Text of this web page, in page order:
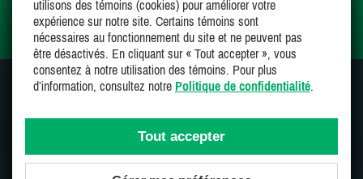
Mes favoris
SUIVEZ-NOUS SUR
utilisons des témoins (cookies) pour améliorer votre
expérience sur notre site. Certains témoins sont
nécessaires au fonctionnement du site et ne peuvent pas
être désactivés. En cliquant sur « Tout accepter », vous
consentez à notre utilisation des témoins. Pour plus
d’information, consultez notre Politique de confidentialité.
Tout accepter